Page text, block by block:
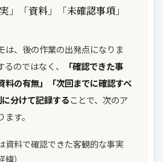
」「資料」「未確認事項」
は、後の作業の出発点になりま
のではなく、
「確認できた事
料の有無」「次回までに確認すべ
分けて記録することで、次のア
す。
資料で確認できた客観的な事実
）